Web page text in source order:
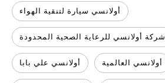
أولانسي سيارة لتنقية الهواء
شركة أولانسي للرعاية الصحية المحدودة
أولانسي علي بابا أولانسي العالمية